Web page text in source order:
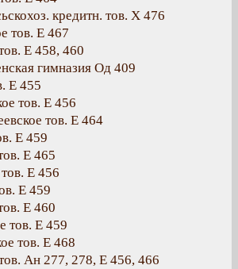
кредитн. тов. Х 476
тов. Е 467
Е 458, 460
гимназия Од 409
Е 455
тов. Е 456
тов. Е 464
Е 459
Е 465
Е 456
Е 459
Е 460
тов. Е 459
тов. Е 468
Ан 277, 278, Е 456, 466